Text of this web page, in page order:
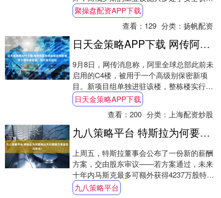
态，这使得俄在军备生产上占据优势。为
此，乌克兰一....
聚操盘配资APP下载
查看： 129 分类：扬帆配资
日天金策略APP下载 网传阿里全球总部启用新楼用于保密新项目，官方暂无回应
9月8日，网传消息称，阿里全球总部此前未
启用的C4楼，被用于一个高级别保密新项
目。新项目组单独进驻该楼，整栋楼实行完
全封闭办公模式，设置额外门禁权限，配备
独立安....
日天金策略APP下载
查看：200 分类：上海配资炒股
九八策略平台 特斯拉为何要抛出天价薪酬方案留住马斯克？
上周五，特斯拉董事会公布了一份新的薪酬
方案，交由股东审议——若方案通过，未来
十年内马斯克最多可额外获得4237万股特斯
拉股票。 以周五的收盘价计算，这些潜在股
九八策略平台